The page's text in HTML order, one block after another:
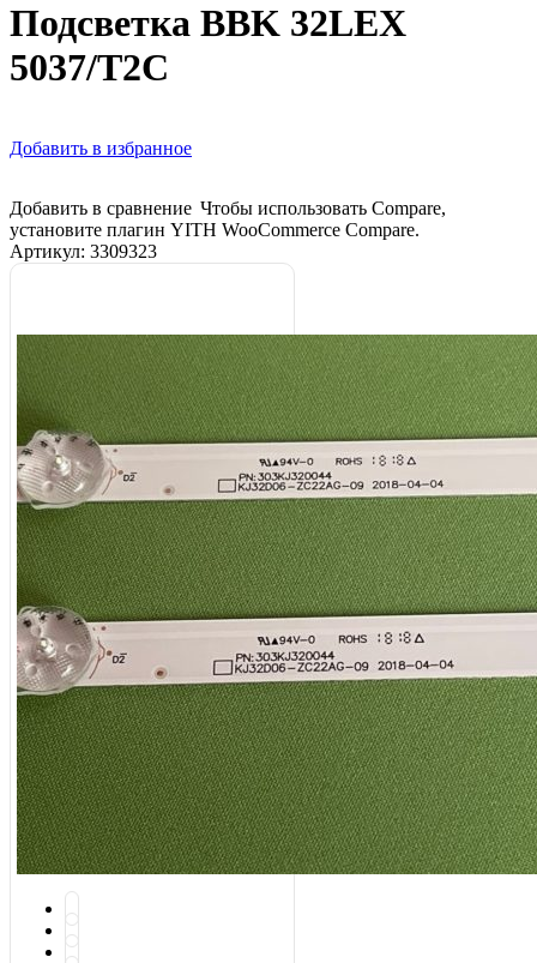
Подсветка BBK 32LEX
5037/T2C
Добавить в избранное
Добавить в сравнение Чтобы использовать Compare,
установите плагин YITH WooCommerce Compare.
Артикул: 3309323